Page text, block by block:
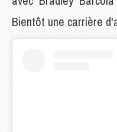
Bientôt une carrière